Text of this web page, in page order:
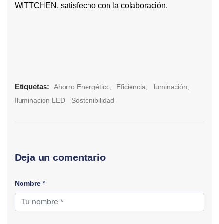
WITTCHEN, satisfecho con la colaboración.
Etiquetas: Ahorro Energético Eficiencia
Iluminación
Iluminación LED
Sostenibilidad
Deja un comentario
Nombre *